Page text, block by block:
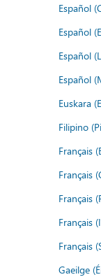
Español
Español
Español
Español
Euskara
Filipino
Français
Français
Français
Français
Français
Gaeilge